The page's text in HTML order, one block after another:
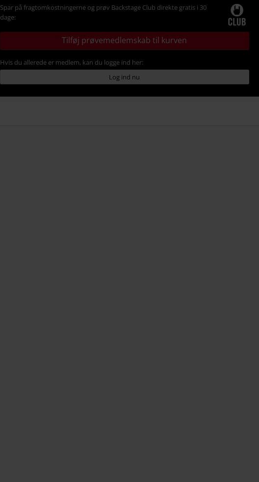
Spar på fragtomkostningerne og prøv Backstage Club direkte gratis i 30
dage:
Tilføj prøvemedlemskab til kurven
Hvis du allerede er medlem, kan du logge ind her:
Log ind nu